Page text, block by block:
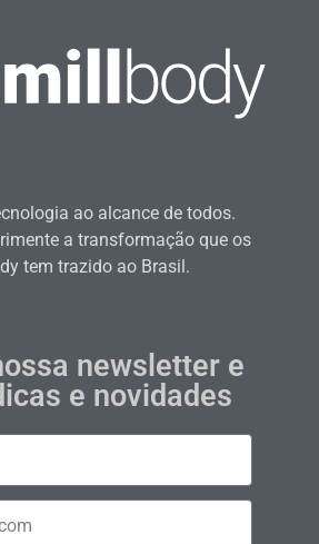
ao alcance de todos.
a transformação que os
tem trazido ao Brasil.
newsletter e
e novidades